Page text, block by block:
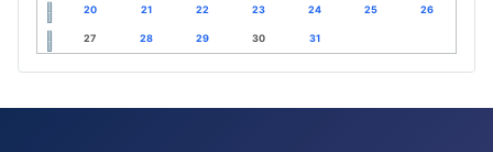
20 21 22 23 24 25 26
27 28 29 30 31